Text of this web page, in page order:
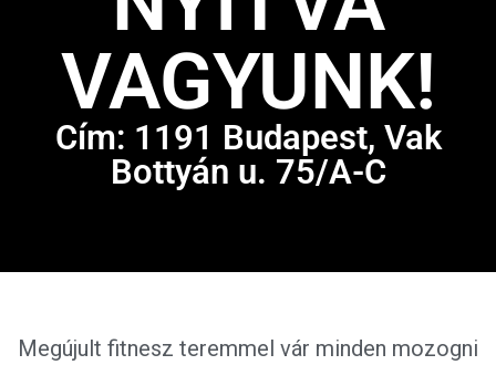
VAGYUNK!
Cím: 1191 Budapest, Vak
Bottyán u. 75/A-C
Megújult fitnesz teremmel vár minden mozogni